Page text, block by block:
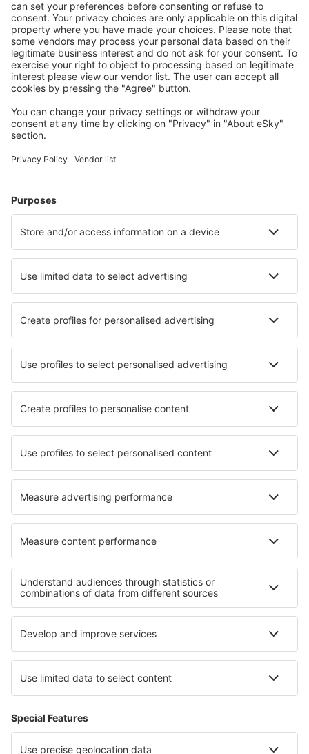
dina resor
Planera din resa
Billiga flyg
Weekendresor
Flyg+Hotell
Hotell
Transfer
Sevärdheter
Sportevenemang
Läs mer
Mobilapp
Flygbolag
SAS
Ryanair
Lufthansa
Norwegian
WizzAir
Om eSky
Köpvillkor
Mina bokningar
Integritetspolicy
Support och kontakt
Integritet
Länder